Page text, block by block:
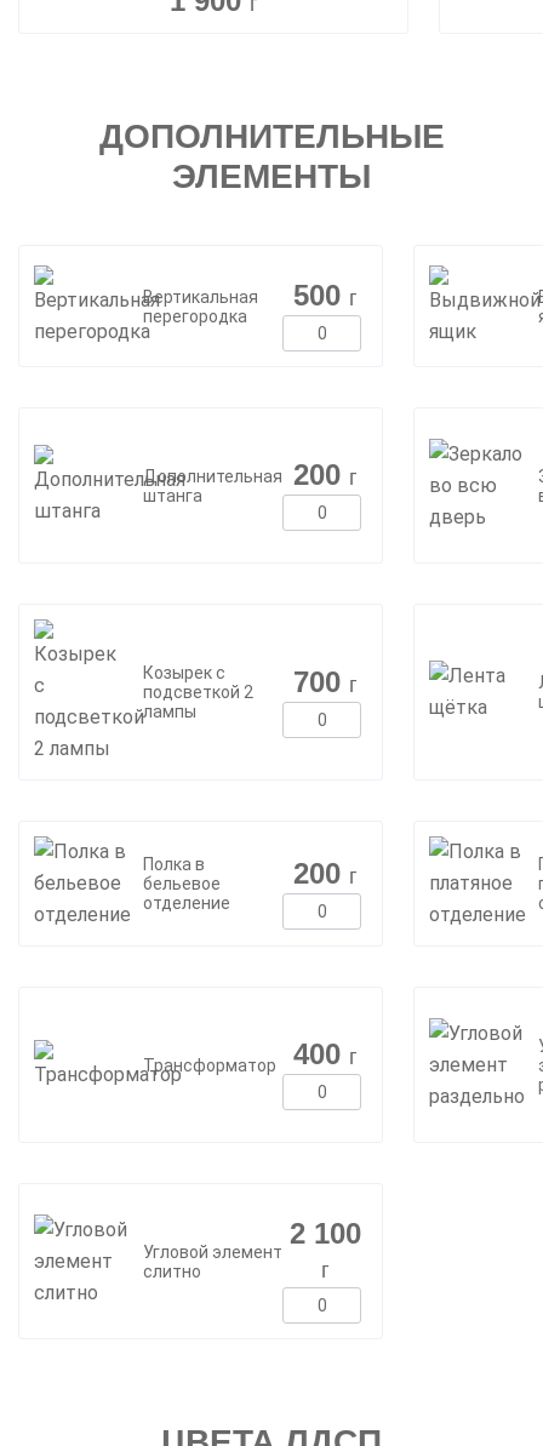
ДОПОЛНИТЕЛЬНЫЕ
ЭЛЕМЕНТЫ
Вертикальная
перегородка
500 г
Дополнительная
штанга
200 г
Козырек с
подсветкой 2
лампы
700 г
Полка в
бельевое
отделение
200 г
Трансформатор 400 г
Угловой элемент
слитно
2 100
г